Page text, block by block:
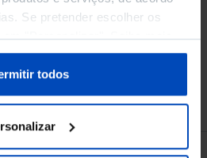
Se pretender escolher os
"Personalizar". Saiba mais
gestão de preferências ou da
. todos